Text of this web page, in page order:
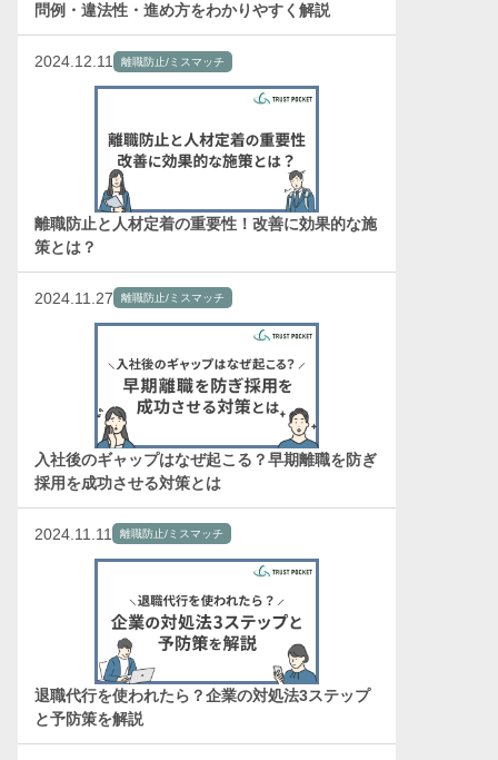
問例・違法性・進め方をわかりやすく解説
2024.12.11 離職防止/ミスマッチ
離職防止と人材定着の重要性！改善に効果的な施
策とは？
2024.11.27 離職防止/ミスマッチ
入社後のギャップはなぜ起こる？早期離職を防ぎ
採用を成功させる対策とは
2024.11.11 離職防止/ミスマッチ
退職代行を使われたら？企業の対処法3ステップ
と予防策を解説